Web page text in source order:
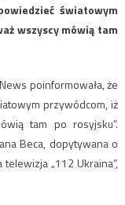
światowym
wszyscy mówią tam
poinformowała, że
przywódcom, iż
tam po rosyjsku”.
Beca, dopytywana o
„112 Ukraina”,